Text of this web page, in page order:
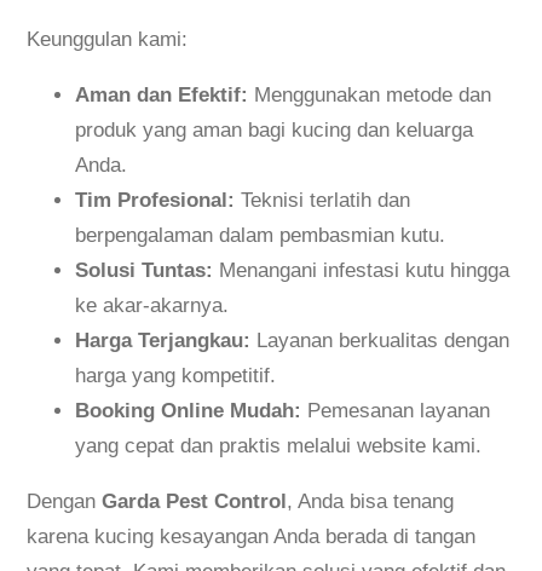
Keunggulan kami:
Aman dan Efektif: Menggunakan metode dan
produk yang aman bagi kucing dan keluarga
Anda.
Tim Profesional: Teknisi terlatih dan
berpengalaman dalam pembasmian kutu.
Solusi Tuntas: Menangani infestasi kutu hingga
ke akar-akarnya.
Harga Terjangkau: Layanan berkualitas dengan
harga yang kompetitif.
Booking Online Mudah: Pemesanan layanan
yang cepat dan praktis melalui website kami.
DenganGarda Pest Control , Anda bisa tenang
karena kucing kesayangan Anda berada di tangan